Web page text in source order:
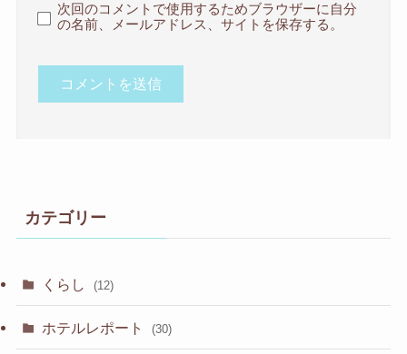
次回のコメントで使用するためブラウザーに自分
の名前、メールアドレス、サイトを保存する。
カテゴリー
くらし (12)
ホテルレポート (30)